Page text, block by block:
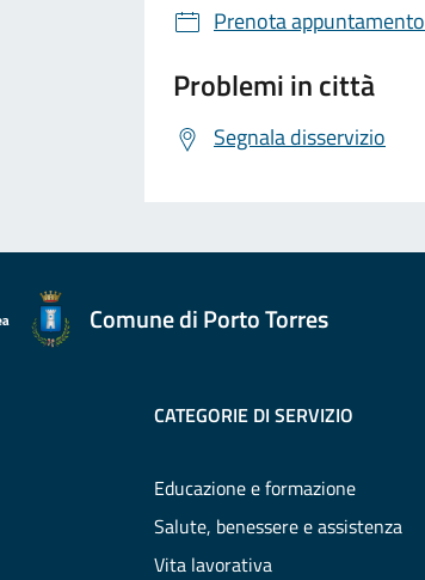
Prenota appuntamento
Problemi in città
Segnala disservizio
Comune di Porto Torres
CATEGORIE DI SERVIZIO
Educazione e formazione
Salute, benessere e assistenza
Vita lavorativa